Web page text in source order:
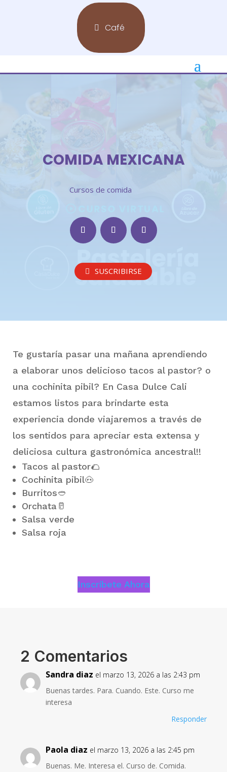
Café
COMIDA MEXICANA
Cursos de comida
SUSCRIBIRSE
Te gustaría pasar una mañana aprendiendo
a elaborar unos delicioso tacos al pastor? o
una cochinita pibil? En Casa Dulce Cali
estamos listos para brindarte esta
experiencia donde viajaremos a través de
los sentidos para apreciar esta extensa y
deliciosa cultura gastronómica ancestral!!
Tacos al pastor🌮
Cochinita pibil🐽
Burritos🥙
Orchata🥛
Salsa verde
Salsa roja
Inscríbete Ahora
2 Comentarios
Sandra diaz el marzo 13, 2026 a las 2:43 pm
Buenas tardes. Para. Cuando. Este. Curso me
interesa
Responder
Paola diaz el marzo 13, 2026 a las 2:45 pm
Buenas. Me. Interesa el. Curso de. Comida.